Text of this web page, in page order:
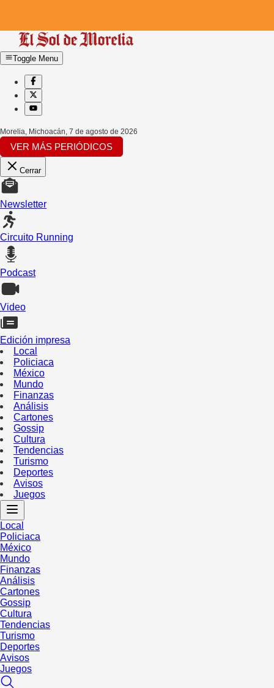
Toggle Menu
Morelia, Michoacán, 7 de agosto de 2026
VER MÁS PERIÓDICOS
Cerrar
Newsletter
Circuito Running
Podcast
Video
Edición impresa
Local
Policiaca
México
Mundo
Finanzas
Análisis
Cartones
Gossip
Cultura
Tendencias
Turismo
Deportes
Avisos
Juegos
Local
Policiaca
México
Mundo
Finanzas
Análisis
Cartones
Gossip
Cultura
Tendencias
Turismo
Deportes
Avisos
Juegos